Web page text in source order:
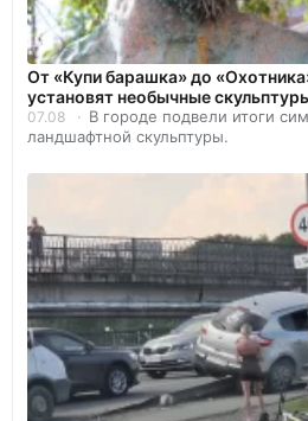
От «Купи барашка» до
установят необычные
07.08
В городе подвели итоги
ландшафтной скульптуры.